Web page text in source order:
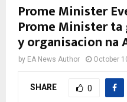
Prome Minister
Prome Minister
y organisacion na
by EA News Author October
SHARE 0